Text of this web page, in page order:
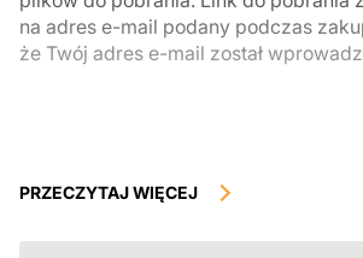
na adres e-mail podany podczas
że Twój adres e-mail został
podlegają zwrotowi ani wymianie po ich
przed zakupem. Jeśli masz jakiekolwiek
PRZECZYTAJ WIĘCEJ